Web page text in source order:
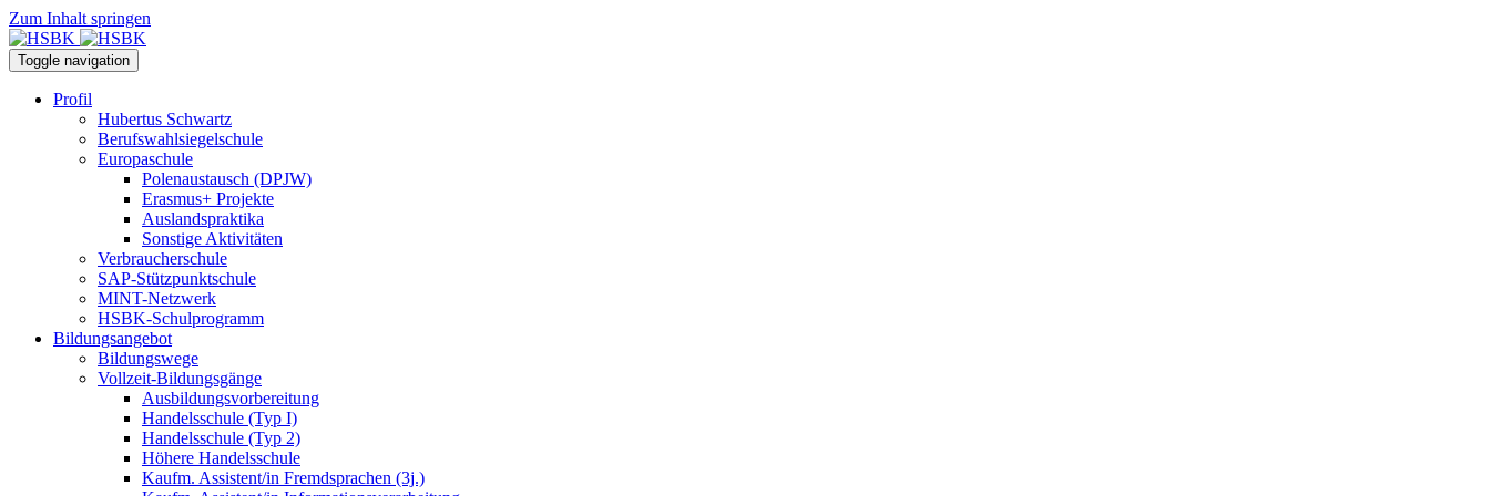
Zum Inhalt springen
Toggle navigation
Profil
Hubertus Schwartz
Berufswahlsiegelschule
Europaschule
Polenaustausch (DPJW)
Erasmus+ Projekte
Auslandspraktika
Sonstige Aktivitäten
Verbraucherschule
SAP-Stützpunktschule
MINT-Netzwerk
HSBK-Schulprogramm
Bildungsangebot
Bildungswege
Vollzeit-Bildungsgänge
Ausbildungsvorbereitung
Handelsschule (Typ I)
Handelsschule (Typ 2)
Höhere Handelsschule
Kaufm. Assistent/in­ Fremdsprachen (3j.)